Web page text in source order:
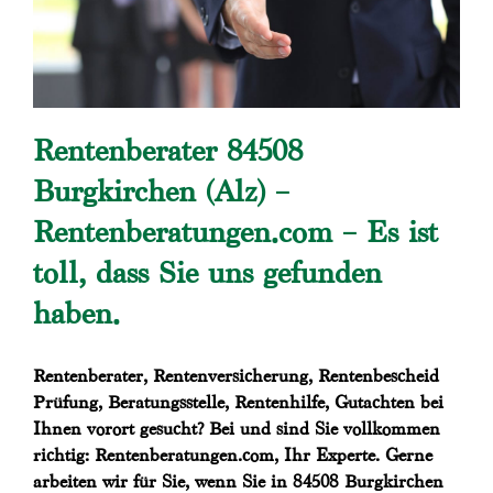
Rentenberater 84508
Burgkirchen (Alz) –
Rentenberatungen.com – Es ist
toll, dass Sie uns gefunden
haben.
Rentenberater, Rentenversicherung, Rentenbescheid
Prüfung, Beratungsstelle, Rentenhilfe, Gutachten bei
Ihnen vorort gesucht? Bei und sind Sie vollkommen
richtig: Rentenberatungen.com, Ihr Experte. Gerne
arbeiten wir für Sie, wenn Sie in 84508 Burgkirchen